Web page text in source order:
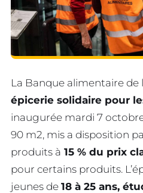
La Banque alimentaire de
épicerie solidaire pour
inaugurée mardi 7
90 m2, mis a disposition
produits à 15 % du prix
pour certains produits.
jeunes de 18 à 25 ans,